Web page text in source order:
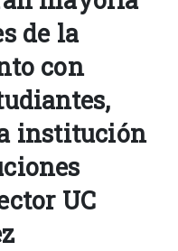
de la
con
institución
UC